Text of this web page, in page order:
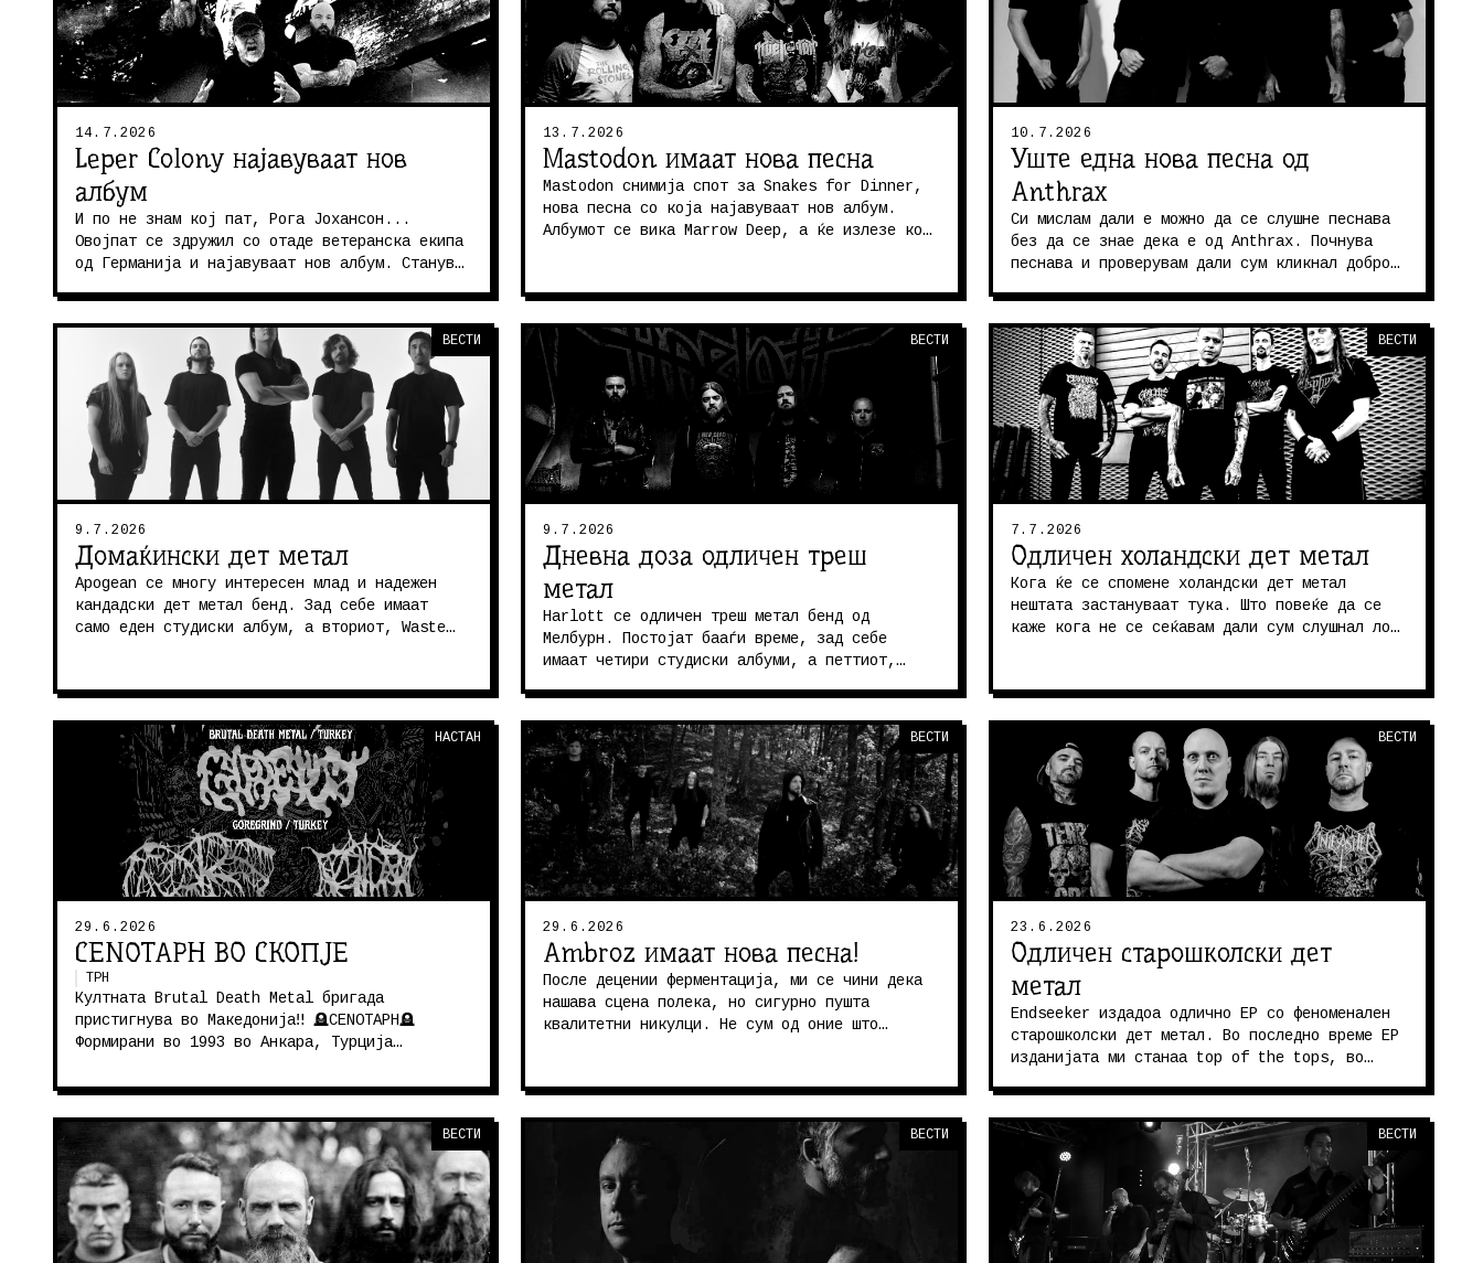
14.7.2026
Leper Colony најавуваат нов
албум
И по не знам кој пат, Рога Јохансон...
Овојпат се здружил со отаде ветеранска екипа
од Германија и најавуваат нов албум. Станува
13.7.2026
Mastodon имаат нова песна
Mastodon снимија спот за Snakes for Dinner,
нова песна со која најавуваат нов албум.
Албумот се вика Marrow Deep, а ќе излезе кон
10.7.2026
Уште една нова песна од
Anthrax
Си мислам дали е можно да се слушне песнава
без да се знае дека е од Anthrax. Почнува
песнава и проверувам дали сум кликнал добро,
ВЕСТИ
9.7.2026
Домаќински дет метал
Apogean се многу интересен млад и надежен
кандадски дет метал бенд. Зад себе имаат
само еден студиски албум, а вториот, Waste
ВЕСТИ
9.7.2026
Дневна доза одличен треш
метал
Harlott се одличен треш метал бенд од
Мелбурн. Постојат бааѓи време, зад себе
имаат четири студиски албуми, а петтиот,
ВЕСТИ
7.7.2026
Одличен холандски дет метал
Кога ќе се спомене холандски дет метал
нештата застануваат тука. Што повеќе да се
каже кога не се сеќавам дали сум слушнал лош
НАСТАН
29.6.2026
CENOTAPH ВО СКОПЈЕ
ТРН
Култната Brutal Death Metal бригада
пристигнува во Македонија‼️ 🪦CENOTAPH🪦
Формирани во 1993 во Анкара, Турција
Met...
ВЕСТИ
29.6.2026
Ambroz имаат нова песна!
После децении ферментација, ми се чини дека
нашава сцена полека, но сигурно пушта
квалитетни никулци. Не сум од оние што
ВЕСТИ
23.6.2026
Одличен старошколски дет
метал
Endseeker издадоа одлично ЕР со феноменален
старошколски дет метал. Во последно време ЕР
изданијата ми станаа top of the tops, во
ВЕСТИ ВЕСТИ ВЕСТИ